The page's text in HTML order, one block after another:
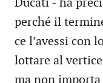
perché il
ce l’avessi con
lottare al
ma non